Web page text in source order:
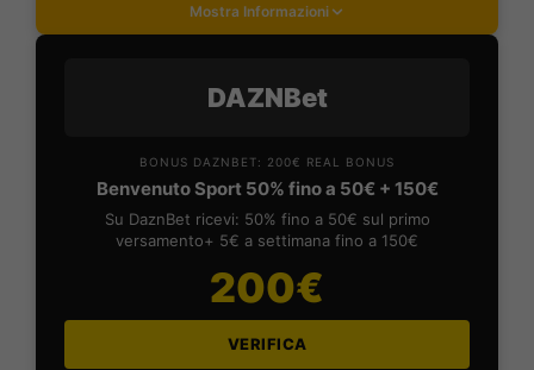
Mostra Informazioni
DAZNBet
BONUS DAZNBET: 200€ REAL BONUS
Benvenuto Sport 50% fino a 50€ + 150€
Su DaznBet ricevi: 50% fino a 50€ sul primo
versamento+ 5€ a settimana fino a 150€
200€
VERIFICA